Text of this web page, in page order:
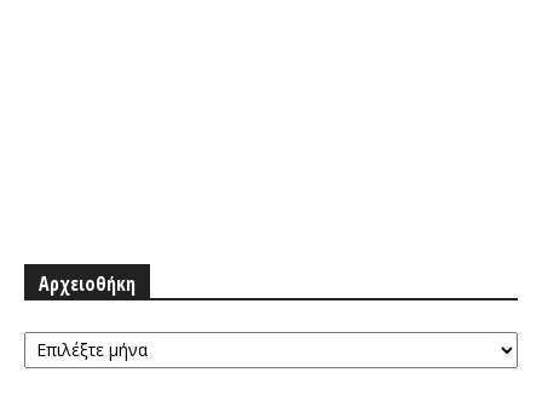
Αρχειοθήκη
Αρχειοθήκη